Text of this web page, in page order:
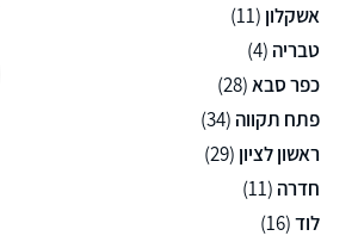
אשקלון (11)
טבריה (4)
כפר סבא(28)
פתח תקווה (34)
ראשון לציון (29)
חדרה (11)
לוד(16)